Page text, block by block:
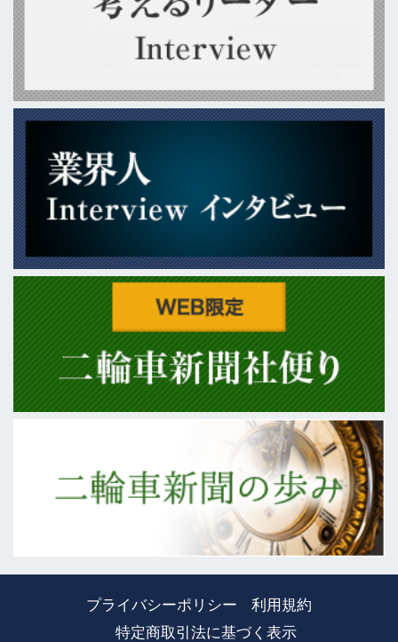
プライバシーポリシー
利用規約
特定商取引法に基づく表示